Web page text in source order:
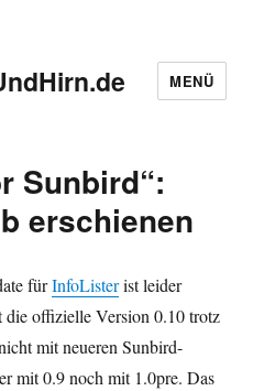
MENÜ
Sunbird“:
erschienen
fürInfoListerist leider
die offizielle Version 0.10 trotz
mit neueren Sunbird-
mit 0.9 noch mit 1.0pre. Das